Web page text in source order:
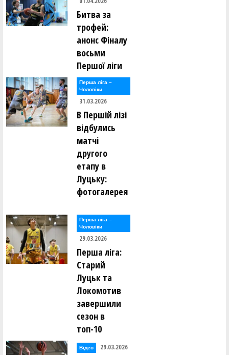
Битва за
трофей:
анонс Фіналу
восьми
Першої ліги
Перша лiга –
Чоловiки
31.03.2026
В Першій лізі
відбулись
матчі
другого
етапу в
Луцьку:
фотогалерея
Перша лiга –
Чоловiки
29.03.2026
Перша ліга:
Старий
Луцьк та
Локомотив
завершили
сезон в
топ-10
Відео 29.03.2026